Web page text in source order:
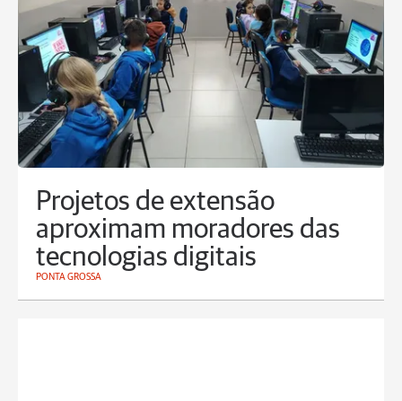
Projetos de extensão
aproximam moradores das
tecnologias digitais
PONTA GROSSA